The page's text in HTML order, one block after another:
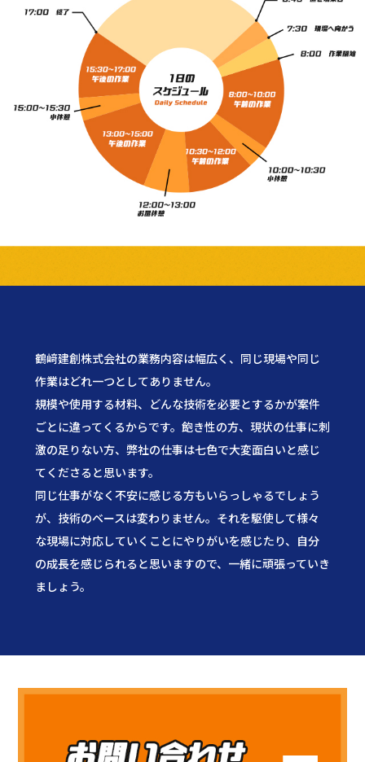
鶴﨑建創株式会社の業務内容は幅広く、同じ現場や同じ
作業はどれ一つとしてありません。
規模や使用する材料、どんな技術を必要とするかが案件
ごとに違ってくるからです。飽き性の方、現状の仕事に刺
激の足りない方、弊社の仕事は七色で大変面白いと感じ
てくださると思います。
同じ仕事がなく不安に感じる方もいらっしゃるでしょう
が、技術のベースは変わりません。それを駆使して様々
な現場に対応していくことにやりがいを感じたり、自分
の成長を感じられると思いますので、一緒に頑張っていき
ましょう。